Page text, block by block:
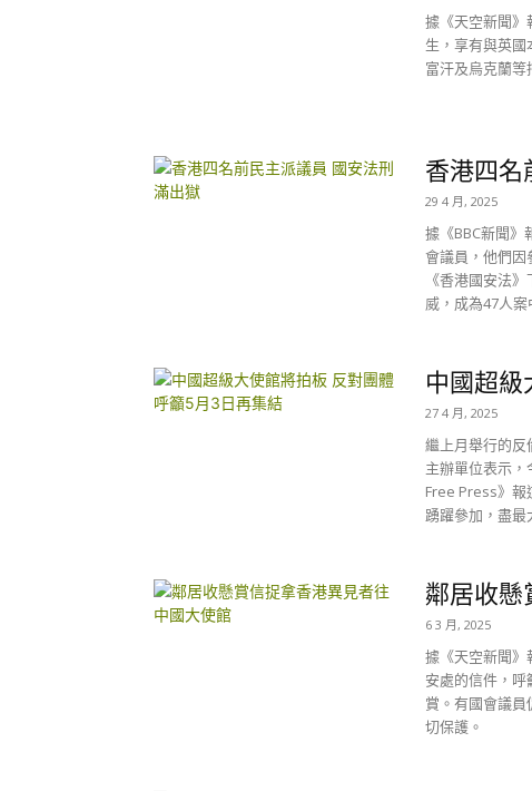
據《天空新聞》
生，享有與英
富汗及烏克蘭等
香港四名
29 4 月, 2025
據《BBC新聞》
會議員，他們因
《香港國安法
威，成為47人案
中國超級
27 4 月, 2025
繼上月舉行的反
主辦單位表示
Free Press》報
踴躍參加，盡最
鄰居收懸
6 3 月, 2025
據《天空新聞》
安處的信件，
賞。有國會議
切保護。